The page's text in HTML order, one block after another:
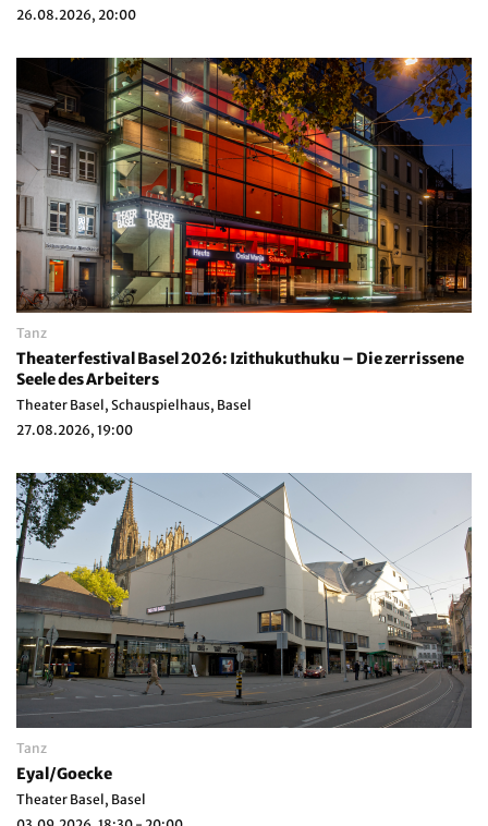
26.08.2026, 20:00
Tanz
Theaterfestival Basel 2026: Izithukuthuku – Die zerrissene
Seele des Arbeiters
Theater Basel, Schauspielhaus, Basel
27.08.2026, 19:00
Tanz
Eyal/Goecke
Theater Basel, Basel